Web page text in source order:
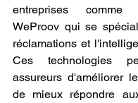
entreprises comme
WeProov qui se
réclamations et
Ces technologies
assureurs d'améliorer
de mieux répondre